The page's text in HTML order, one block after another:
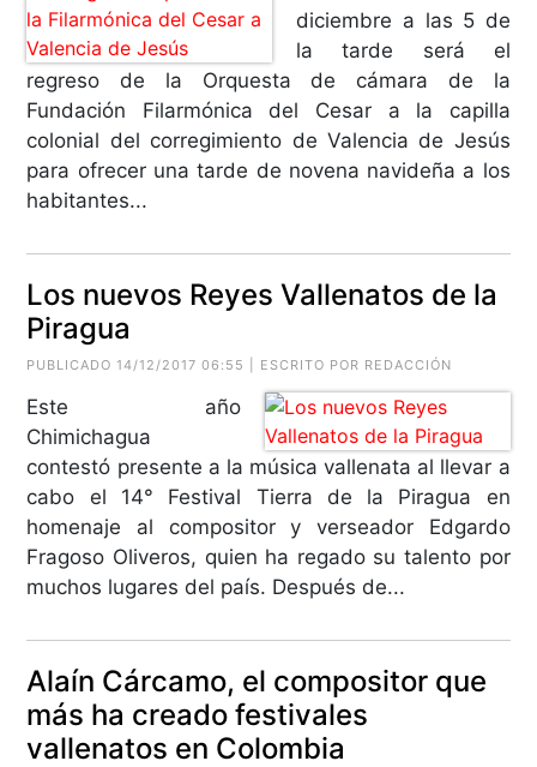
diciembre a las 5 de
la tarde será el
regreso de la Orquesta de cámara de la
Fundación Filarmónica del Cesar a la capilla
colonial del corregimiento de Valencia de Jesús
para ofrecer una tarde de novena navideña a los
habitantes...
Los nuevos Reyes Vallenatos de la
Piragua
PUBLICADO 14/12/2017 06:55 | ESCRITO POR REDACCIÓN
Este año
Chimichagua
contestó presente a la música vallenata al llevar a
cabo el 14° Festival Tierra de la Piragua en
homenaje al compositor y verseador Edgardo
Fragoso Oliveros, quien ha regado su talento por
muchos lugares del país. Después de...
Alaín Cárcamo, el compositor que
más ha creado festivales
vallenatos en Colombia